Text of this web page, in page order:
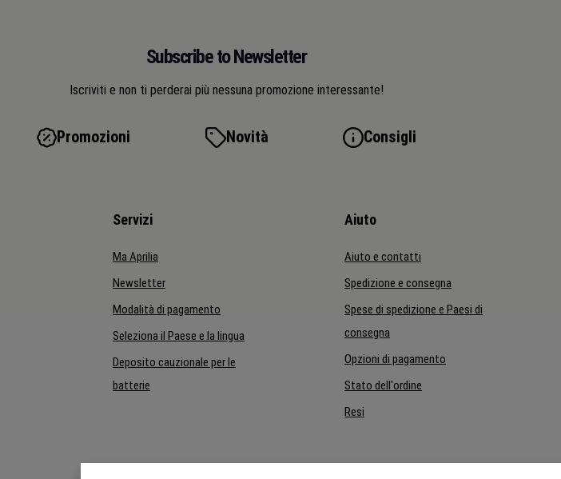
Subscribe to Newsletter
Iscriviti e non ti perderai più nessuna promozione interessante!
Promozioni Novità Consigli
Servizi
Ma Aprilia
Newsletter
Modalità di pagamento
Seleziona il Paese e la lingua
Deposito cauzionale per le
batterie
Aiuto
Aiuto e contatti
Spedizione e consegna
Spese di spedizione e Paesi di
consegna
Opzioni di pagamento
Stato dell'ordine
Resi